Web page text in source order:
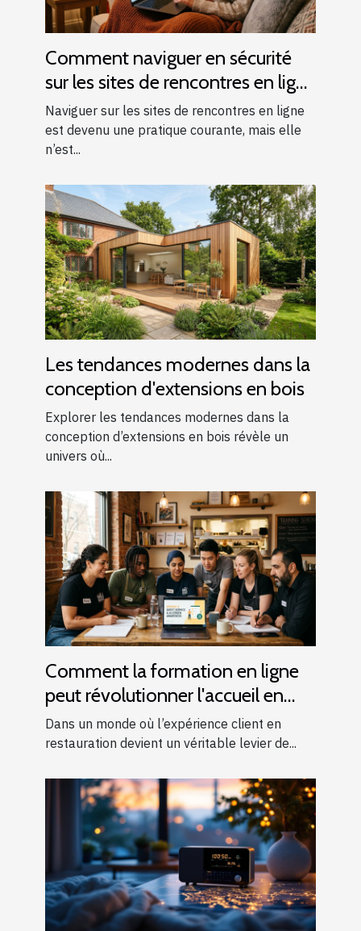
Comment naviguer en sécurité
sur les sites de rencontres en ligne
?
Naviguer sur les sites de rencontres en ligne
est devenu une pratique courante, mais elle
n’est...
Les tendances modernes dans la
conception d'extensions en bois
Explorer les tendances modernes dans la
conception d’extensions en bois révèle un
univers où...
Comment la formation en ligne
peut révolutionner l'accueil en
restauration ?
Dans un monde où l’expérience client en
restauration devient un véritable levier de...